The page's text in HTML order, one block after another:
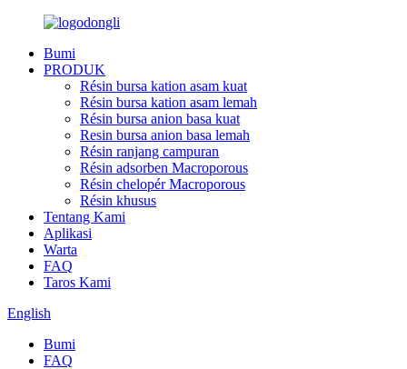
Bumi
PRODUK
Résin bursa kation asam kuat
Résin bursa kation asam lemah
Résin bursa anion basa kuat
Resin bursa anion basa lemah
Résin ranjang campuran
Résin adsorben Macroporous
Résin chelopér Macroporous
Résin khusus
Tentang Kami
Aplikasi
Warta
FAQ
Taros Kami
English
Bumi
FAQ